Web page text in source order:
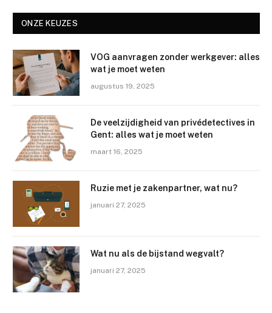
ONZE KEUZES
VOG aanvragen zonder werkgever: alles
wat je moet weten
augustus 19, 2025
De veelzijdigheid van privédetectives in
Gent: alles wat je moet weten
maart 16, 2025
Ruzie met je zakenpartner, wat nu?
januari 27, 2025
Wat nu als de bijstand wegvalt?
januari 27, 2025